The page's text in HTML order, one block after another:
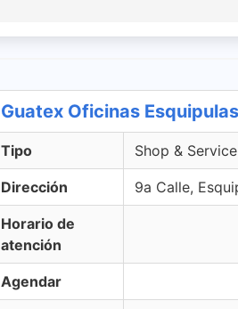
Guatex Oficinas
Tipo Shop &
Dirección 9a Calle,
Horario de
atención
Agendar